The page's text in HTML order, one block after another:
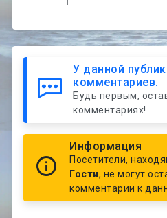
У данной
комментариев.
Будь первым,
комментариях!
Информация
Посетители,
Гости, не могут
комментарии к